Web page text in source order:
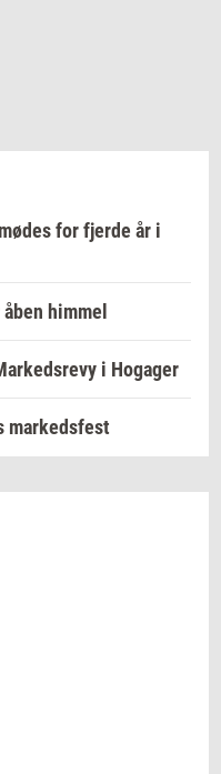
for fjerde år i
himmel
i Hogager
markedsfest